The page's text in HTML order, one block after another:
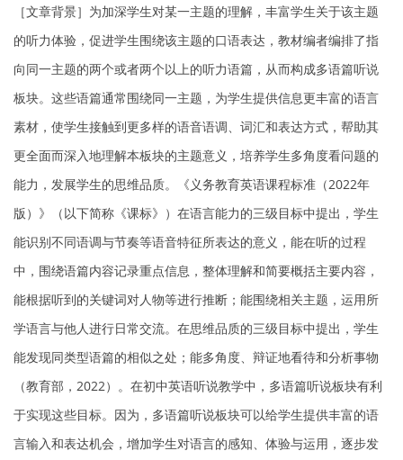
［文章背景］为加深学生对某一主题的理解，丰富学生关于该主题
的听力体验，促进学生围绕该主题的口语表达，教材编者编排了指
向同一主题的两个或者两个以上的听力语篇，从而构成多语篇听说
板块。这些语篇通常围绕同一主题，为学生提供信息更丰富的语言
素材，使学生接触到更多样的语音语调、词汇和表达方式，帮助其
更全面而深入地理解本板块的主题意义，培养学生多角度看问题的
能力，发展学生的思维品质。《义务教育英语课程标准（2022年
版）》（以下简称《课标》）在语言能力的三级目标中提出，学生
能识别不同语调与节奏等语音特征所表达的意义，能在听的过程
中，围绕语篇内容记录重点信息，整体理解和简要概括主要内容，
能根据听到的关键词对人物等进行推断；能围绕相关主题，运用所
学语言与他人进行日常交流。在思维品质的三级目标中提出，学生
能发现同类型语篇的相似之处；能多角度、辩证地看待和分析事物
（教育部，2022）。在初中英语听说教学中，多语篇听说板块有利
于实现这些目标。因为，多语篇听说板块可以给学生提供丰富的语
言输入和表达机会，增加学生对语言的感知、体验与运用，逐步发